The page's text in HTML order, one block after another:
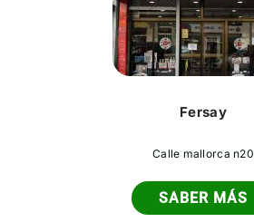
Fersay
Calle mallorca n20
SABER MÁS